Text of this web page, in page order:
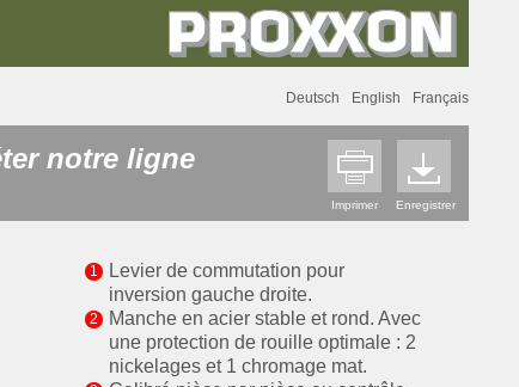
Deutsch English Français
Imprimer Enregistrer
notre ligne
Levier de commutation pour
inversion gauche droite.
Manche en acier stable et rond. Avec
une protection de rouille optimale : 2
nickelages et 1 chromage mat.